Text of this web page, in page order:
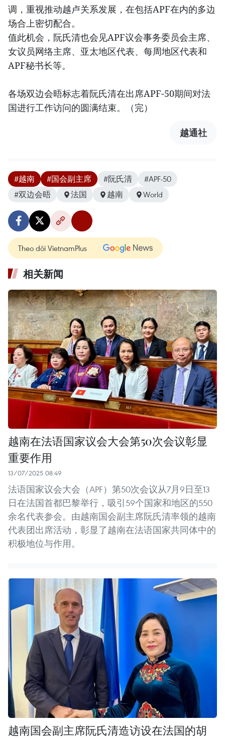
调，重视推动越卢关系发展，在包括APF在内的多边
场合上密切配合。
值此机会，阮氏清也会见APF议会事务委员会主席、
女议员网络主席、亚太地区代表、每周地区代表和
APF秘书长等。
各场双边会晤标志着阮氏清在出席APF-50期间对法
国进行工作访问的圆满结束。（完）
越通社
#越南 #国会副主席 #阮氏清
#APF-50
#双边会晤
法国 越南 World
Theo dõi VietnamPlus
相关新闻
越南在法语国家议会大会第50次会议彰显
重要作用
13/07/2025 08:49
法语国家议会大会（APF）第50次会议从7月9日至13
日在法国首都巴黎举行，吸引59个国家和地区的550
余名代表参会。由越南国会副主席阮氏清率领的越南
代表团出席活动，彰显了越南在法语国家共同体中的
积极地位与作用。
越南国会副主席阮氏清造访设在法国的胡